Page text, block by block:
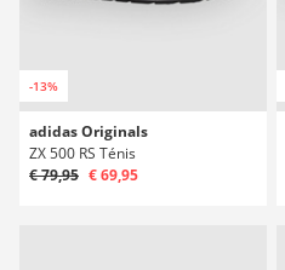
-13%
adidas Originals
ZX 500 RS Ténis
€ 79,95 € 69,95